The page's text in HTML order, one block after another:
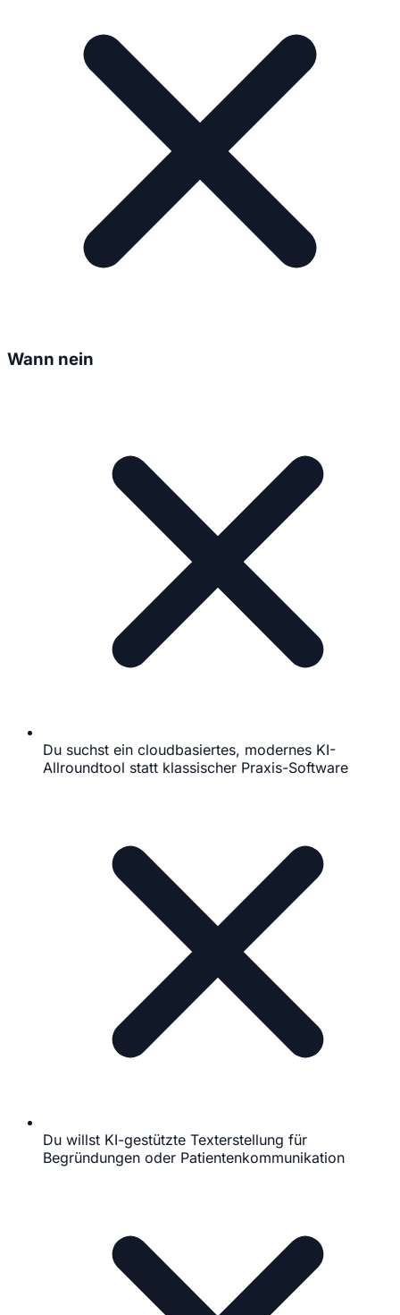
Wann nein
Du suchst ein cloudbasiertes, modernes KI-
Allroundtool statt klassischer Praxis-Software
Du willst KI-gestützte Texterstellung für
Begründungen oder Patientenkommunikation